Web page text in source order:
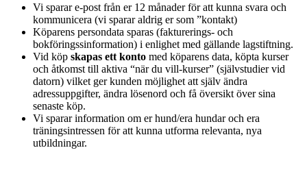
Vi sparar e-post från er 12 månader för att kunna svara och
kommunicera (vi sparar aldrig er som ”kontakt)
Köparens persondata sparas (fakturerings- och
bokföringssinformation) i enlighet med gällande lagstiftning.
Vid köp skapas ett konto med köparens data, köpta kurser
och åtkomst till aktiva “när du vill-kurser” (självstudier vid
datorn) vilket ger kunden möjlighet att själv ändra
adressuppgifter, ändra lösenord och få översikt över sina
senaste köp.
Vi sparar information om er hund/era hundar och era
träningsintressen för att kunna utforma relevanta, nya
utbildningar.